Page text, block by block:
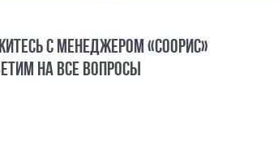
С МЕНЕДЖЕРОМ «СООРИС»
НА ВСЕ ВОПРОСЫ